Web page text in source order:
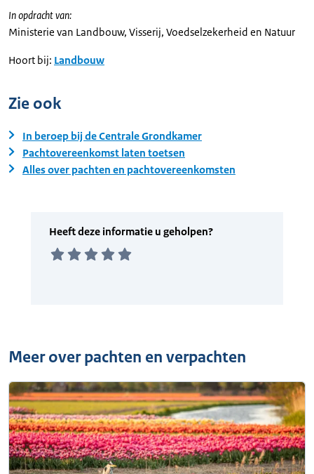
In opdracht van:
Ministerie van Landbouw, Visserij, Voedselzekerheid en Natuur
Hoort bij: Landbouw
Zie ook
In beroep bij de Centrale Grondkamer
Pachtovereenkomst laten toetsen
Alles over pachten en pachtovereenkomsten
Meer over pachten en verpachten